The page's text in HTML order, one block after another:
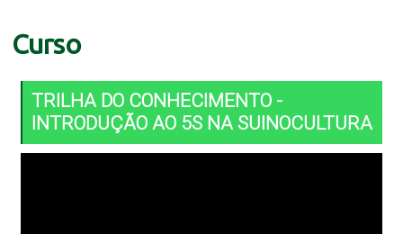
Curso
TRILHA DO CONHECIMENTO -
INTRODUÇÃO AO 5S NA SUINOCULTURA